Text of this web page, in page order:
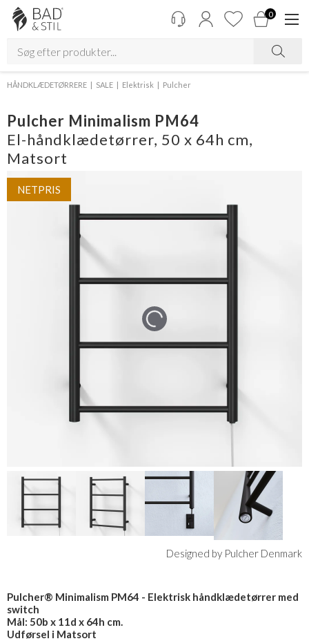
0
HÅNDKLÆDETØRRERE SALE Elektrisk Pulcher
Pulcher Minimalism PM64
El-håndklædetørrer, 50 x 64h cm,
Matsort
NETPRIS
Designed by Pulcher Denmark
Pulcher® Minimalism PM64 - Elektrisk håndklædetørrer med
switch
Mål: 50b x 11d x 64h cm.
Udførsel i Matsort